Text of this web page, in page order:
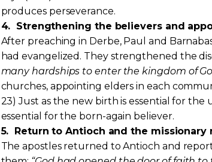
produces perseverance.
4. Strengthening the believers and
After preaching in Derbe, Paul and
had evangelized. They strengthened the
many hardships to enter the kingdom of
churches, appointing elders in each
23) Just as the new birth is essential for the
essential for the born-again believer.
5. Return to Antioch and the missionary
The apostles returned to Antioch and